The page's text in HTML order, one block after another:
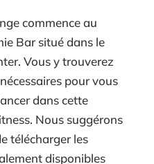
commence au
Bar situé dans le
Vous y trouverez
pour vous
dans cette
Nous suggérons
télécharger les
disponibles